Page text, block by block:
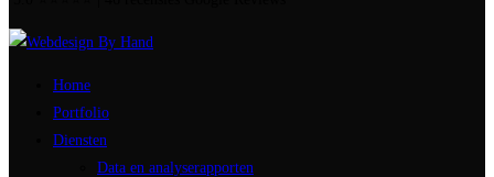
Home
Portfolio
Diensten
Data en analyserapporten